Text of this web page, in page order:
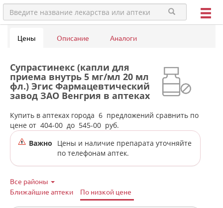
Цены Описание Аналоги
Супрастинекс (капли для
приема внутрь 5 мг/мл 20 мл
фл.) Эгис Фармацевтический
завод ЗАО Венгрия в аптеках
города Алапаевска
Купить в аптеках города 6 предложений сравнить по
цене от 404-00 до 545-00 руб.
Важно
Цены и наличие препарата уточняйте
по телефонам аптек.
Все районы
Ближайшие аптеки
По низкой цене